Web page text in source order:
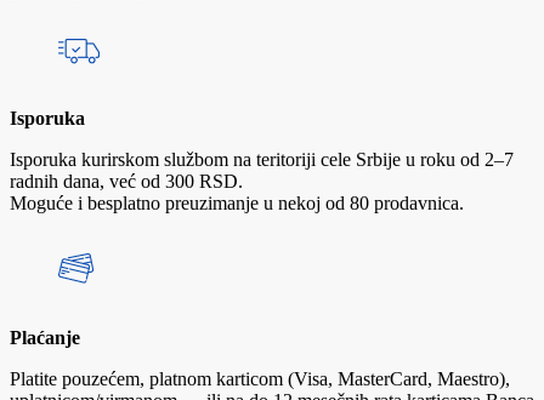
Isporuka
Isporuka kurirskom službom na teritoriji cele Srbije u roku od 2–7
radnih dana, već od 300 RSD.
Moguće i besplatno preuzimanje u nekoj od 80 prodavnica.
Plaćanje
Platite pouzećem, platnom karticom (Visa, MasterCard, Maestro),